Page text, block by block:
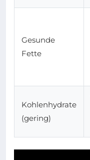
Gesunde
Fette
Kohlenhydrate
(gering)